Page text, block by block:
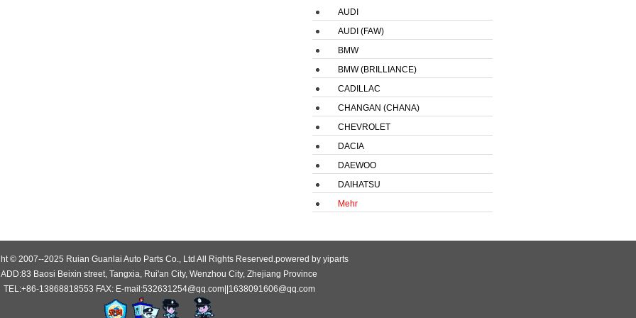
AUDI
AUDI (FAW)
BMW
BMW (BRILLIANCE)
CADILLAC
CHANGAN (CHANA)
CHEVROLET
DACIA
DAEWOO
DAIHATSU
Mehr
© 2007--2025 Ruian Guanlai Auto Parts Co., Ltd All Rights Reserved.powered by yiparts
ADD:83 Baosi Beixin street, Tangxia, Rui'an City, Wenzhou City, Zhejiang Province
TEL:+86-13868818553 FAX: E-mail:532631254@qq.com||1638091606@qq.com